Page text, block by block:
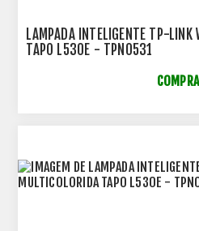
LAMPADA INTELIGENTE TP-
TAPO L530E - TPN0531